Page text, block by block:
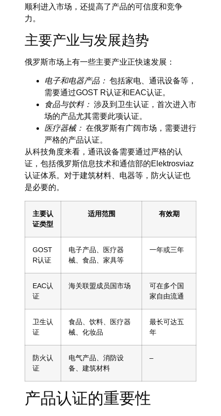
顺利进入市场，还提高了产品的可信度和竞争
力。
主要产业与发展趋势
俄罗斯市场上有一些主要产业正快速发展：
电子和电器产品： 包括家电、通讯设备等，
需要通过GOST R认证和EAC认证。
食品与饮料： 涉及到卫生认证，首次进入市
场的产品尤其需要此项认证。
医疗器械： 在俄罗斯有广阔市场，需要进行
严格的产品认证。
从科技角度来看，通讯设备需要通过严格的认
证，包括俄罗斯信息技术和通信部的Elektrosviaz
认证体系。对于建筑材料、电器等，防火认证也
是必要的。
主要认
证类型
适用范围 有效期
GOST
R认证
电子产品、医疗器
械、食品、家具等
一年或三年
EAC认
证
海关联盟成员国市场
可在多个国
家自由流通
卫生认
证
食品、饮料、医疗器
械、化妆品
最长可达五
年
防火认
证
电气产品、消防设
备、建筑材料
–
产品认证的重要性